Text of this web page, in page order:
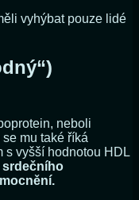
vyhýbat pouze lidé
neboli
mu také říká
s vyšší hodnotou HDL
srdečního